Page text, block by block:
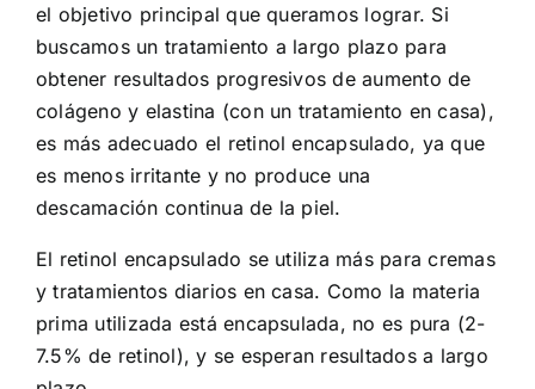
el objetivo principal que queramos lograr. Si
buscamos un tratamiento a largo plazo para
obtener resultados progresivos de aumento de
colágeno y elastina (con un tratamiento en casa),
es más adecuado el retinol encapsulado, ya que
es menos irritante y no produce una
descamación continua de la piel.
El retinol encapsulado se utiliza más para cremas
y tratamientos diarios en casa. Como la materia
prima utilizada está encapsulada, no es pura (2-
7.5% de retinol), y se esperan resultados a largo